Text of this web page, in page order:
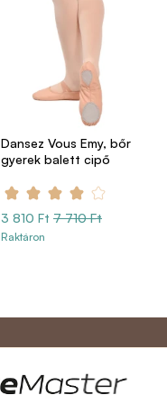
Dansez Vous Emy, bőr
gyerek balett cipő
3 810 Ft 7 710 Ft
Raktáron